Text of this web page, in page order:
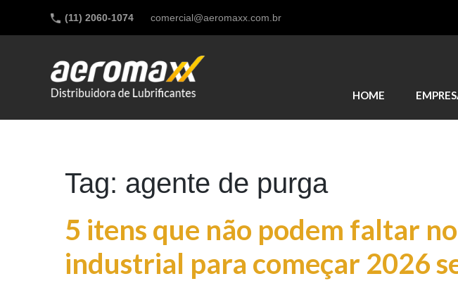
(11) 2060-1074 comercial@aeromaxx.com.br
HOME
Tag: agente de purga
5 itens que não podem faltar
industrial para começar 2026